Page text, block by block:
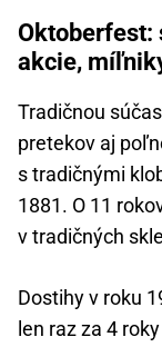
Oktoberfest:
akcie,
Tradičnou
pretekov aj
s tradičnými
1881. O 11
v tradičných
Dostihy v roku
len raz za 4